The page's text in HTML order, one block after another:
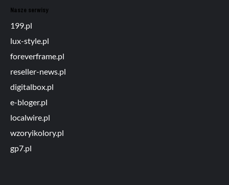
Nasze serwisy
199.pl
lux-style.pl
foreverframe.pl
reseller-news.pl
digitalbox.pl
e-bloger.pl
localwire.pl
wzoryikolory.pl
gp7.pl